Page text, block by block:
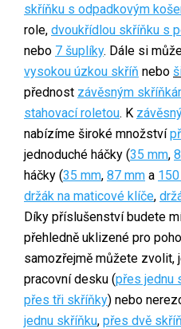
skříňku s odpadkovým
role, dvoukřídlou skříňku s
nebo 7 šuplíky. Dále si
vysokou úzkou skříň nebo
přednost závěsným
stahovací roletou. K
nabízíme široké množství
jednoduché háčky (35 mm,
háčky (35 mm, 87 mm a
držák na maticové klíče,
Díky příslušenství budete
přehledně uklizené pro
samozřejmě můžete zvolit,
pracovní desku (přes jednu
přes tři skříňky) nebo
jednu skříňku, přes dvě